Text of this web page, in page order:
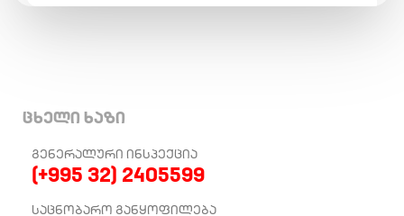
ცხელი ხაზი
ᲒᲔᲜᲔᲠᲐᲚᲣᲠᲘ ᲘᲜᲡᲞᲔᲥᲪᲘᲐ
(+995 32) 2405599
ᲡᲐᲪᲜᲝᲑᲐᲠᲝ ᲒᲐᲜᲧᲝᲤᲘᲚᲔᲑᲐ